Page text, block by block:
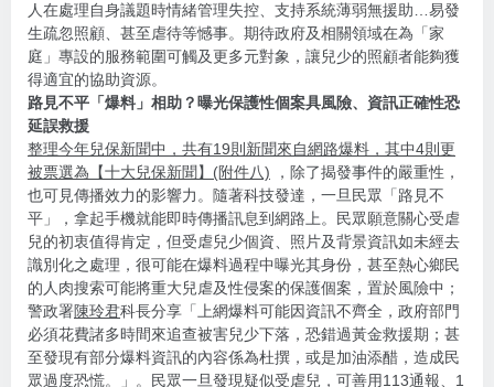
人在處理自身議題時情緒管理失控、支持系統薄弱無援助…易發
生疏忽照顧、甚至虐待等憾事。期待政府及相關領域在為「家
庭」專設的服務範圍可觸及更多元對象，讓兒少的照顧者能夠獲
得適宜的協助資源。
路見不平「爆料」相助？曝光保護性個案具風險、資訊正確性恐
延誤救援
整理今年兒保新聞中，共有19則新聞來自網路爆料，其中4則更
被票選為【十大兒保新聞】(附件八) ，除了揭發事件的嚴重性，
也可見傳播效力的影響力。隨著科技發達，一旦民眾「路見不
平」，拿起手機就能即時傳播訊息到網路上。民眾願意關心受虐
兒的初衷值得肯定，但受虐兒少個資、照片及背景資訊如未經去
識別化之處理，很可能在爆料過程中曝光其身份，甚至熱心鄉民
的人肉搜索可能將重大兒虐及性侵案的保護個案，置於風險中；
警政署陳玲君科長分享「上網爆料可能因資訊不齊全，政府部門
必須花費諸多時間來追查被害兒少下落，恐錯過黃金救援期；甚
至發現有部分爆料資訊的內容係為杜撰，或是加油添醋，造成民
眾過度恐慌。」。民眾一旦發現疑似受虐兒，可善用113通報、1